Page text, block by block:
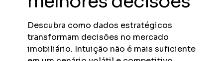
Descubra como dados estratégicos
transformam decisões no mercado
imobiliário. Intuição não é mais suficiente